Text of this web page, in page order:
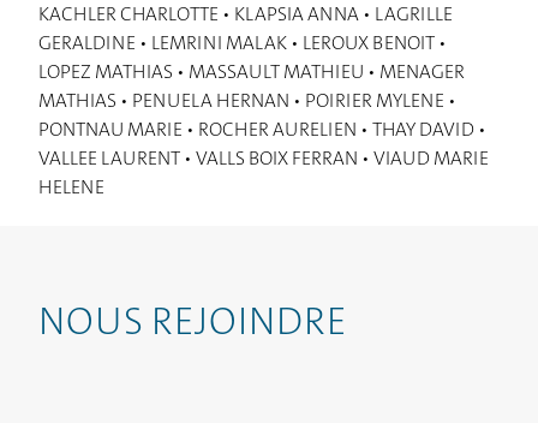
FR EN ES IT
KACHLER CHARLOTTE • KLAPSIA ANNA • LAGRILLE
GERALDINE • LEMRINI MALAK • LEROUX BENOIT •
LOPEZ MATHIAS • MASSAULT MATHIEU • MENAGER
MATHIAS • PENUELA HERNAN • POIRIER MYLENE •
PONTNAU MARIE • ROCHER AURELIEN • THAY DAVID •
VALLEE LAURENT • VALLS BOIX FERRAN • VIAUD MARIE
HELENE
NOUS REJOINDRE